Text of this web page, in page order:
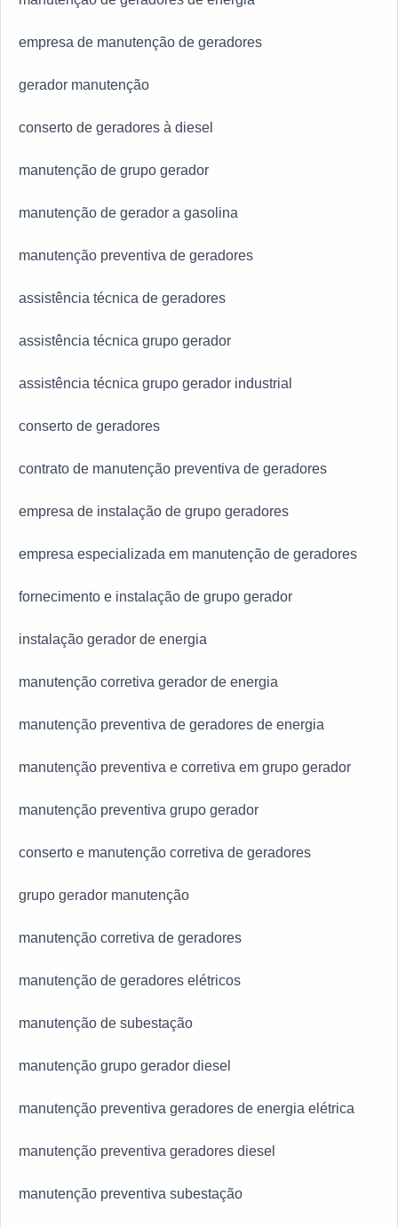
empresa de manutenção de geradores
gerador manutenção
conserto de geradores à diesel
manutenção de grupo gerador
manutenção de gerador a gasolina
manutenção preventiva de geradores
assistência técnica de geradores
assistência técnica grupo gerador
assistência técnica grupo gerador industrial
conserto de geradores
contrato de manutenção preventiva de geradores
empresa de instalação de grupo geradores
empresa especializada em manutenção de geradores
fornecimento e instalação de grupo gerador
instalação gerador de energia
manutenção corretiva gerador de energia
manutenção preventiva de geradores de energia
manutenção preventiva e corretiva em grupo gerador
manutenção preventiva grupo gerador
conserto e manutenção corretiva de geradores
grupo gerador manutenção
manutenção corretiva de geradores
manutenção de geradores elétricos
manutenção de subestação
manutenção grupo gerador diesel
manutenção preventiva geradores de energia elétrica
manutenção preventiva geradores diesel
manutenção preventiva subestação